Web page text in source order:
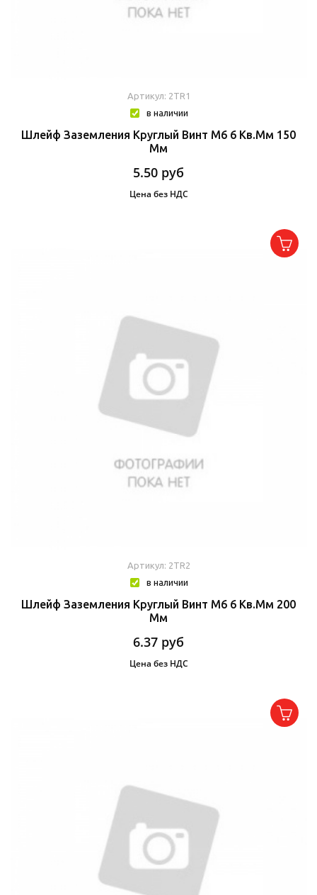
Артикул: 2TR1
в наличии
Шлейф Заземления Круглый Винт М6 6 Кв.мм 150
Мм
5.50 руб
Цена без НДС
Артикул: 2TR2
в наличии
Шлейф Заземления Круглый Винт М6 6 Кв.мм 200
Мм
6.37 руб
Цена без НДС